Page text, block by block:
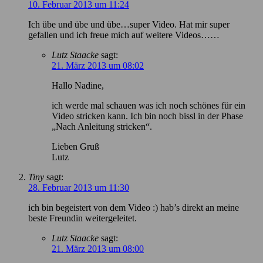
10. Februar 2013 um 11:24
Ich übe und übe und übe…super Video. Hat mir super
gefallen und ich freue mich auf weitere Videos……
Lutz Staacke sagt:
21. März 2013 um 08:02
Hallo Nadine,
ich werde mal schauen was ich noch schönes für ein
Video stricken kann. Ich bin noch bissl in der Phase
„Nach Anleitung stricken“.
Lieben Gruß
Lutz
Tiny sagt:
28. Februar 2013 um 11:30
ich bin begeistert von dem Video :) hab’s direkt an meine
beste Freundin weitergeleitet.
Lutz Staacke sagt:
21. März 2013 um 08:00